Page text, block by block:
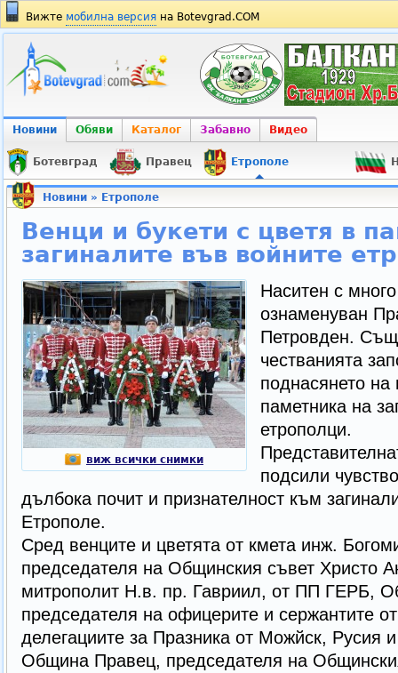
Вижте мобилна версия на Botevgrad.COM
Новини Обяви Каталог Забавно Видео
Ботевград Правец Етрополе
Новини» Етрополе
Венци и букети с цветя в
загиналите във войните
виж всички снимки
Наситен с
ознаменуван
Петровден.
честванията
поднасянето на
паметника на
етрополци.
подсили
дълбока почит и признателност към
Етрополе.
Сред венците и цветята от кмета инж.
председателя на Общинския съвет Христо
митрополит Н.в. пр. Гавриил, от ПП ГЕРБ,
председателя на офицерите и сержантите
делегациите за Празника от Можйск, Русия
Община Правец, председателя на